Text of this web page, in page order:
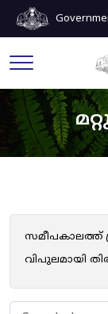
സമീപകാലത്ത്
വിപുലമായി